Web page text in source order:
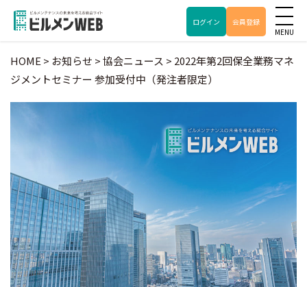
ログイン 会員登録
HOME > お知らせ >協会ニュース > 2022年第2回保全業務マネ
ジメントセミナー 参加受付中（発注者限定）